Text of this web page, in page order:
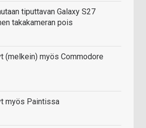
tiputtavan Galaxy S27
takakameran pois
(melkein) myös Commodore
myös Paintissa